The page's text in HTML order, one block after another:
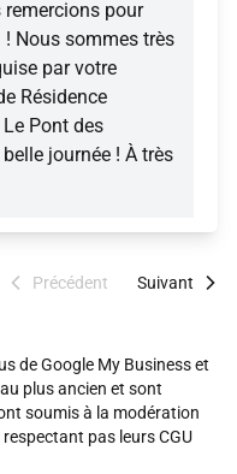
pour
Nous sommes très
par votre
Résidence
Pont des
journée ! À très
Précédent Suivant
de Google My Business et
plus ancien et sont
soumis à la modération
pas leurs CGU